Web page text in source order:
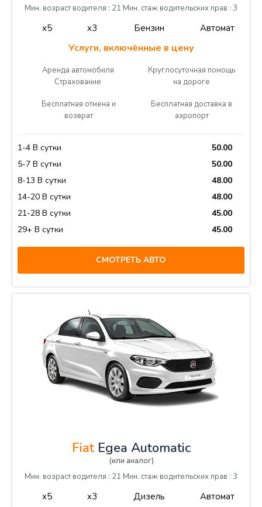
Мин. возраст водителя : 21 Мин. стаж водительских прав : 3
x5 x3 Бензин Автомат
Услуги, включённые в цену
Аренда автомобиля
Страхование
Круглосуточная помощь
на дороге
Бесплатная отмена и
возврат
Бесплатная доставка в
аэропорт
1-4 В сутки
50.00
5-7 В сутки
50.00
8-13 В сутки
48.00
14-20 В сутки
48.00
21-28 В сутки
45.00
29+ В сутки
45.00
СМОТРЕТЬ АВТО
FiatEgea Automatic
(или аналог)
Мин. возраст водителя : 21 Мин. стаж водительских прав : 3
x5 x3 Дизель Автомат